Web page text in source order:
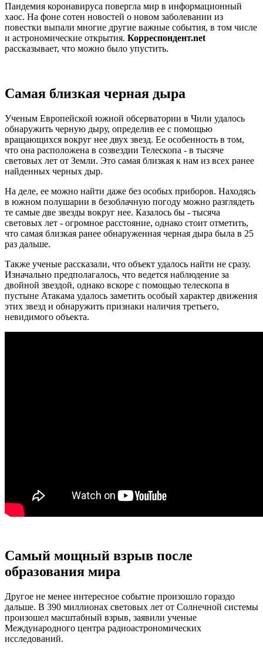
Пандемия коронавируса повергла мир в информационный
хаос. На фоне сотен новостей о новом заболевании из
повестки выпали многие другие важные события, в том числе
и астрономические открытия. Корреспондент.net
рассказывает, что можно было упустить.
Самая близкая черная дыра
Ученым Европейской южной обсерватории в Чили удалось
обнаружить черную дыру, определив ее с помощью
вращающихся вокруг нее двух звезд. Ее особенность в том,
что она расположена в созвездии Телескопа - в тысяче
световых лет от Земли. Это самая близкая к нам из всех ранее
найденных черных дыр.
На деле, ее можно найти даже без особых приборов. Находясь
в южном полушарии в безоблачную погоду можно разглядеть
те самые две звезды вокруг нее. Казалось бы - тысяча
световых лет - огромное расстояние, однако стоит отметить,
что самая близкая ранее обнаруженная черная дыра была в 25
раз дальше.
Также ученые рассказали, что объект удалось найти не сразу.
Изначально предполагалось, что ведется наблюдение за
двойной звездой, однако вскоре с помощью телескопа в
пустыне Атакама удалось заметить особый характер движения
этих звезд и обнаружить признаки наличия третьего,
невидимого объекта.
Самый мощный взрыв после
образования мира
Другое не менее интересное событие произошло гораздо
дальше. В 390 миллионах световых лет от Солнечной системы
произошел масштабный взрыв, заявили ученые
Международного центра радиоастрономических
исследований.